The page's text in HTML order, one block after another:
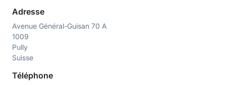
Adresse
Avenue Général-Guisan 70 A
1009
Pully
Suisse
Téléphone